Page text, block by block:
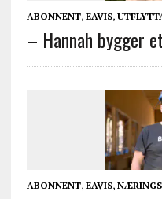
ABONNENT, EAVIS,
– Hannah bygger
ABONNENT, EAVIS,